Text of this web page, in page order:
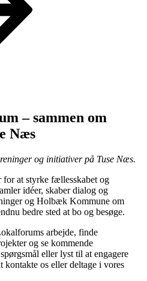
– sammen om
Næs
og initiativer på Tuse Næs.
at styrke fællesskabet og
idéer, skaber dialog og
og Holbæk Kommune om
bedre sted at bo og besøge.
arbejde, finde
og se kommende
eller lyst til at engagere
os eller deltage i vores